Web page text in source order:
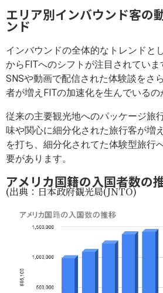
エリア別インバウンド客の
ンド
インバウンドの全体的なトレンドと
からFITへのシフトが注目されていま
SNSや動画で配信された体験談をさ
者が増えFITの加速化を生んでいるの
従来の主要観光地へのパッケージ旅
味や関心に細分化された旅行客が増
を打ち、細分化されてた体験型旅行
要があります。
アメリカ国籍の入国者数の
(出典：日本政府観光局(JNTO)